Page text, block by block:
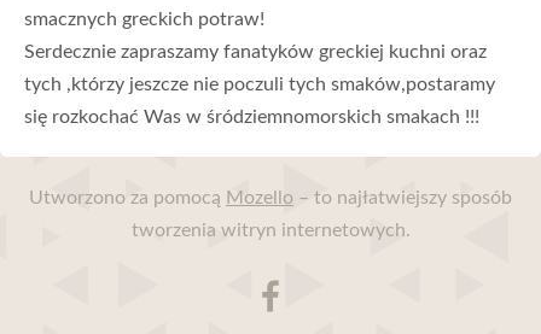
smacznych greckich potraw!
Serdecznie zapraszamy fanatyków greckiej kuchni oraz
tych ,którzy jeszcze nie poczuli tych smaków,postaramy
się rozkochać Was w śródziemnomorskich smakach !!!
Utworzono za pomocą Mozello – to najłatwiejszy sposób
tworzenia witryn internetowych.